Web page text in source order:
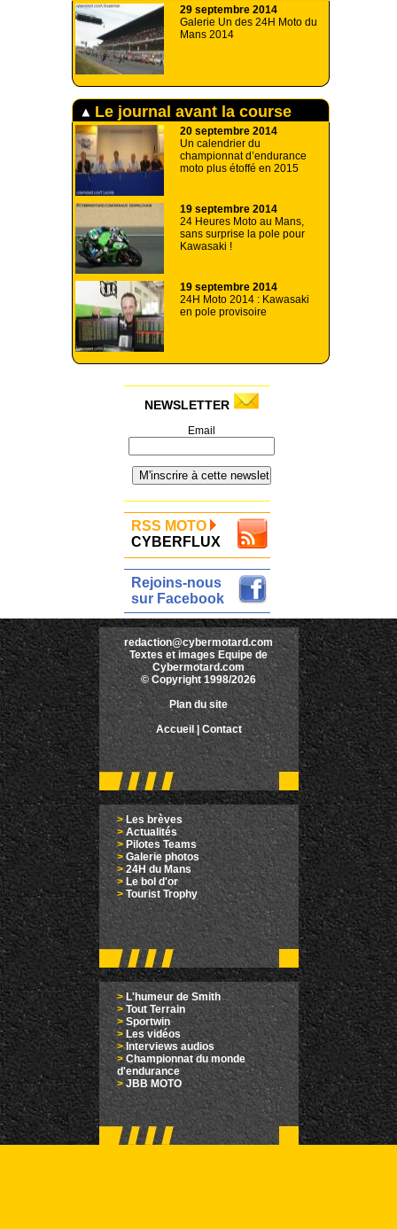
29 septembre 2014
Galerie Un des 24H Moto du
Mans 2014
Le journal avant la course
20 septembre 2014
Un calendrier du
championnat d’endurance
moto plus étoffé en 2015
19 septembre 2014
24 Heures Moto au Mans,
sans surprise la pole pour
Kawasaki !
19 septembre 2014
24H Moto 2014 : Kawasaki
en pole provisoire
NEWSLETTER
Email
RSS MOTO
CYBERFLUX
Rejoins-nous
sur Facebook
redaction@cybermotard.com
Textes et images Equipe de
Cybermotard.com
© Copyright 1998/2026
Plan du site
Accueil |Contact
>Les brèves
> Actualités
> Pilotes Teams
>Galerie photos
>24H du Mans
>Le bol d'or
> Tourist Trophy
>L'humeur de Smith
> Tout Terrain
> Sportwin
> Les vidéos
> Interviews audios
>Championnat du monde
d'endurance
> JBB MOTO